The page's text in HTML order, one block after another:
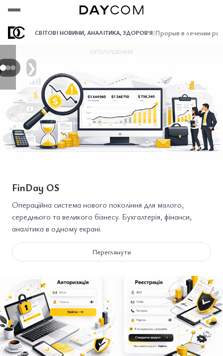
СВІТОВІ НОВИНИ, АНАЛІТИКА, ЗДОРОВ’Я|Прорыв в лечении
❯
ОГОЛОШЕННЯ
FinDay OS
Операційна система нового покоління для малого,
середнього та великого бізнесу. Бухгалтерія, фінанси,
аналітика в одному екрані.
Переглянути